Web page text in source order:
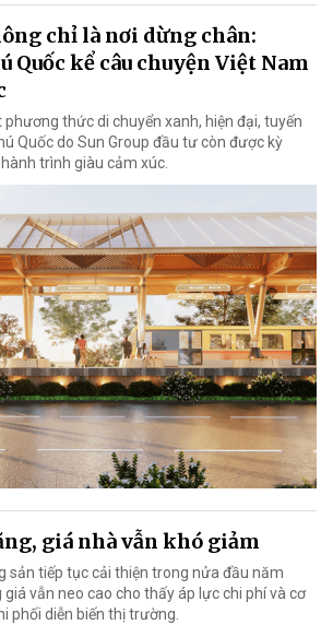
chỉ là nơi dừng chân:
Quốc kể câu chuyện Việt Nam
thức di chuyển xanh, hiện đại, tuyến
Quốc do Sun Group đầu tư còn được kỳ
trình giàu cảm xúc.
giá nhà vẫn khó giảm
sản tiếp tục cải thiện trong nửa đầu năm
vẫn neo cao cho thấy áp lực chi phí và cơ
phối diễn biến thị trường.